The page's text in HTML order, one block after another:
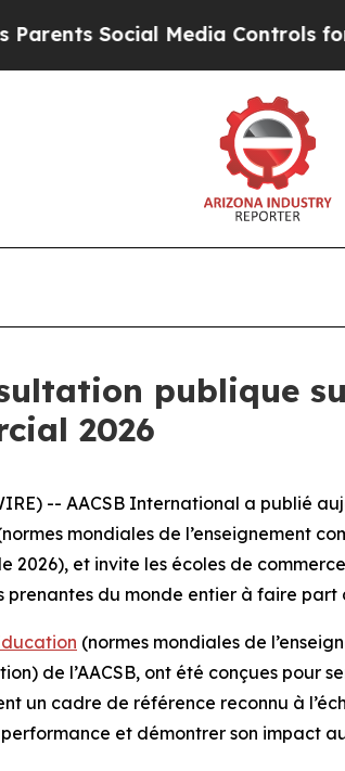
Social Media Controls for Their
publique
2026
-- AACSB International a publié
mondiales de l’enseignement
2026), et invite les écoles de
prenantes du monde entier à faire part
(normes mondiales de
de l’AACSB, ont été conçues pour
un cadre de référence reconnu à
et démontrer son impact